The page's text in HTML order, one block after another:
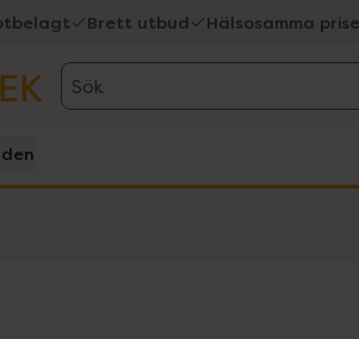
Brett utbud Hälsosamma
Sök